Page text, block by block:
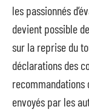
les passionnés
devient possible
sur la reprise du
déclarations des
recommandations
envoyés par les